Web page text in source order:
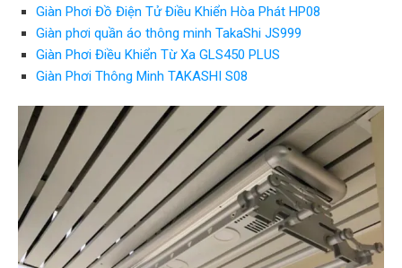
Giàn Phơi Đồ Điện Tử Điều Khiển Hòa Phát HP08
Giàn phơi quần áo thông minh TakaShi JS999
Giàn Phơi Điều Khiển Từ Xa GLS450 PLUS
Giàn Phơi Thông Minh TAKASHI S08